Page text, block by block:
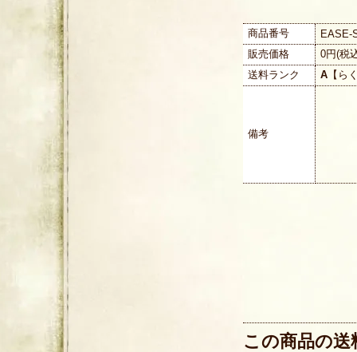
商品番号
EASE-
販売価格
0円(税
送料ランク
A 【ら
備考
この商品の